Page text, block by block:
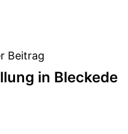
Beitrag
in Bleckede